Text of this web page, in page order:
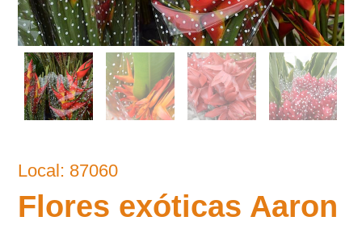
Local: 87060
Flores exóticas Aaron